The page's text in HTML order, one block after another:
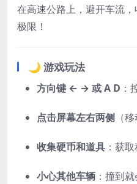
在高速公路上，避开车流
极限！
🌙 游戏玩法
方向键 ← → 或 A D ：
点击屏幕左右两侧 （
收集硬币和道具 ：获
小心其他车辆 ：撞到